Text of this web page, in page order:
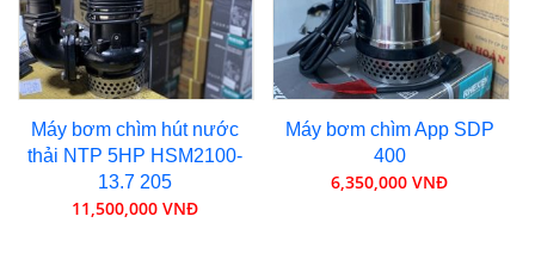
Máy bơm chìm hút nước
thải NTP 5HP HSM2100-
13.7 205
11,500,000 VNĐ
Máy bơm chìm App SDP
400
6,350,000 VNĐ